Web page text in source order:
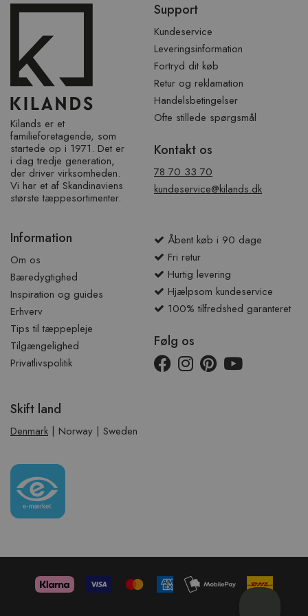
over
Kilands er et
familieforetagende, som
startede op i 1971. Det er
i dag tredje generation,
der driver virksomheden.
Vi har et af ​​Skandinaviens
største tæppesortimenter.
Support
Kundeservice
Leveringsinformation
Fortryd dit køb
Retur og reklamation
Handelsbetingelser
Ofte stillede spørgsmål
Kontakt os
78 70 33 70
kundeservice@kilands.dk
Information
Om os
Bæredygtighed
Inspiration og guides
Erhverv
Tips til tæppepleje
Tilgængelighed
Privatlivspolitik
Åbent køb i 90 dage
Fri retur
Hurtig levering
Hjælpsom kundeservice
100% tilfredshed garanteret
Følg os
Skift land
Denmark | Norway | Sweden